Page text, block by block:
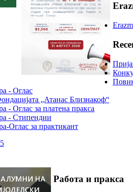
- Оглас
„Атанас Близнакоф“
- Оглас за платена пракса
- Стипендии
Оглас за практикант
Работа и пракса